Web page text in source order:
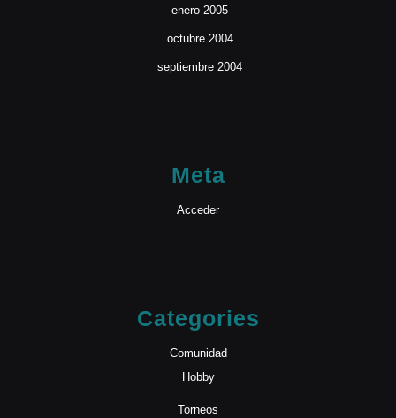
enero 2005
octubre 2004
septiembre 2004
Meta
Acceder
Categories
Comunidad
Hobby
Torneos